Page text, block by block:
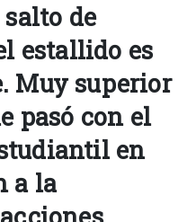
salto de
estallido es
Muy superior
pasó con el
en
a la